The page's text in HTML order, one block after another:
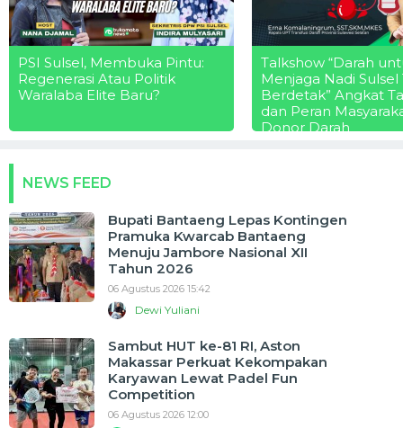
PSI Sulsel, Membuka Pintu:
Regenerasi Atau Politik
Waralaba Elite Baru?
Talkshow “Darah
Menjaga Nadi Sulsel
Berdetak” Angkat
dan Peran
Donor Darah
NEWS FEED
Bupati Bantaeng Lepas Kontingen
Pramuka Kwarcab Bantaeng
Menuju Jambore Nasional XII
Tahun 2026
06 Agustus 2026 15:42
Dewi Yuliani
Sambut HUT ke-81 RI, Aston
Makassar Perkuat Kekompakan
Karyawan Lewat Padel Fun
Competition
06 Agustus 2026 12:00